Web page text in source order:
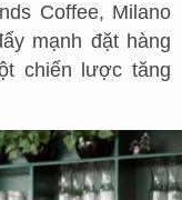
Coffee, Milano
mạnh đặt hàng
chiến lược tăng